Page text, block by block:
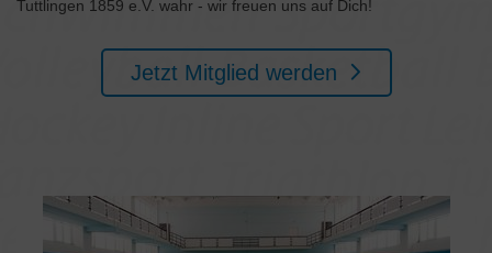
Tuttlingen 1859 e.V. wahr - wir freuen uns auf Dich!
Jetzt Mitglied werden